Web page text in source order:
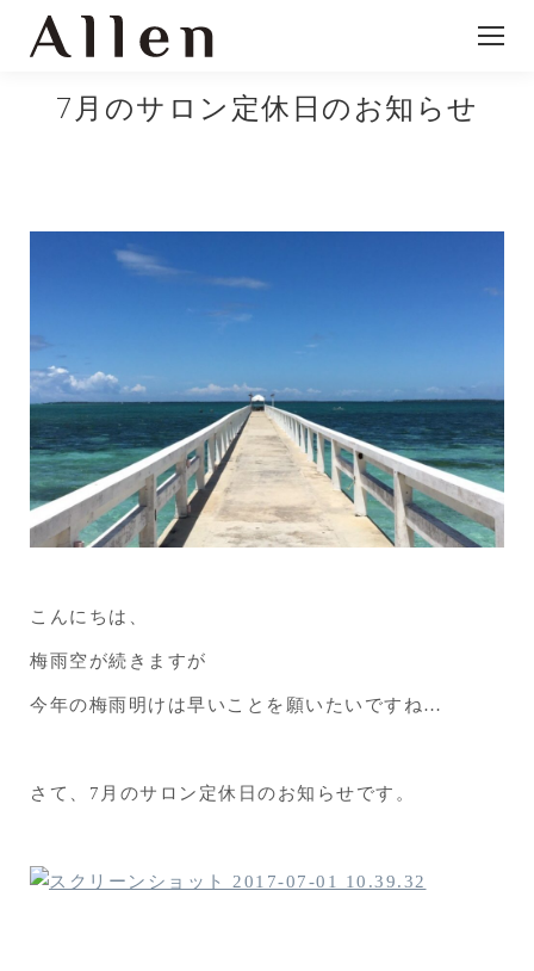
7月のサロン定休日のお知らせ
こんにちは、
梅雨空が続きますが
今年の梅雨明けは早いことを願いたいですね…
さて、7月のサロン定休日のお知らせです。